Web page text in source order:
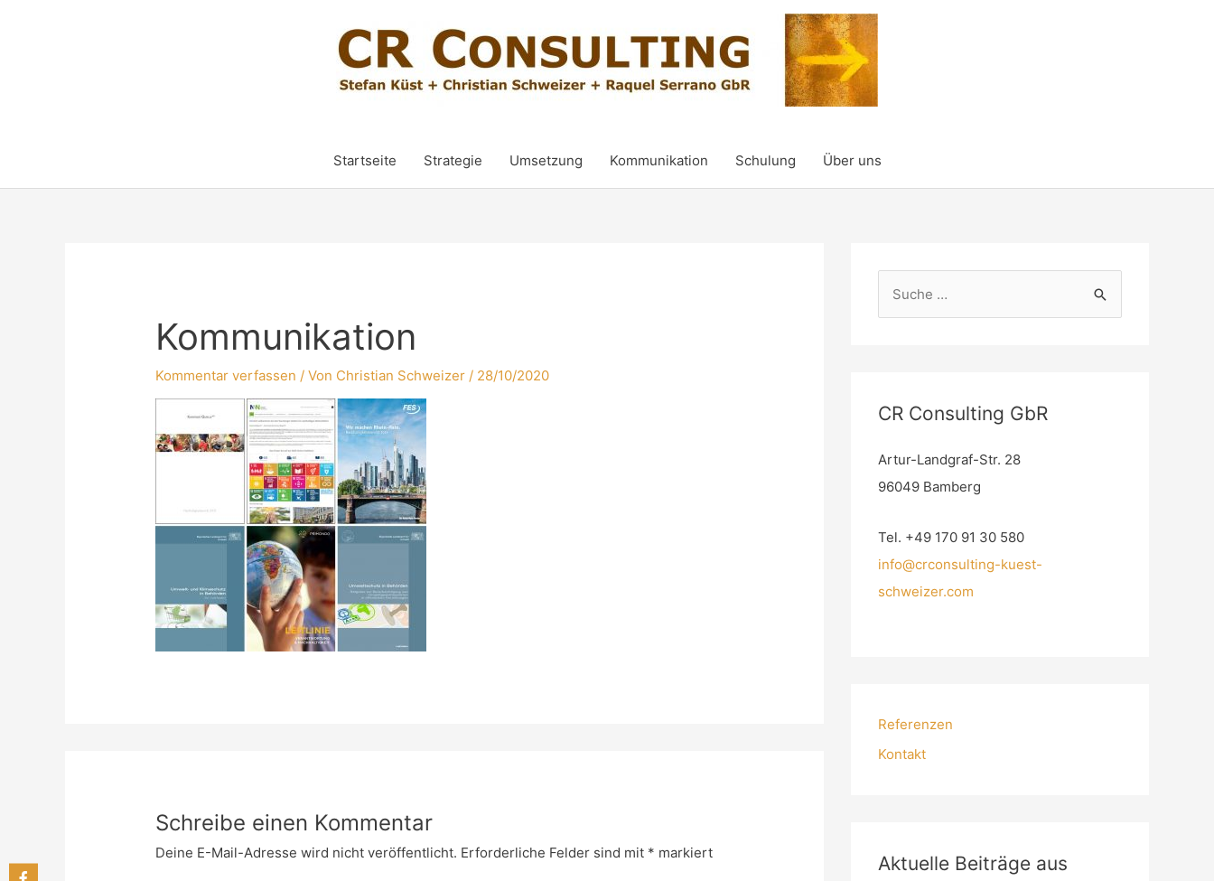
Startseite Strategie Umsetzung Kommunikation Schulung Über uns
Kommunikation
Kommentar verfassen / Von Christian Schweizer / 28/10/2020
Schreibe einen Kommentar
Deine E-Mail-Adresse wird nicht veröffentlicht. Erforderliche Felder sind mit * markiert
CR Consulting GbR
Artur-Landgraf-Str. 28
96049 Bamberg
Tel. +49 170 91 30 580
info@crconsulting-kuest-
schweizer.com
Referenzen
Kontakt
Aktuelle Beiträge aus